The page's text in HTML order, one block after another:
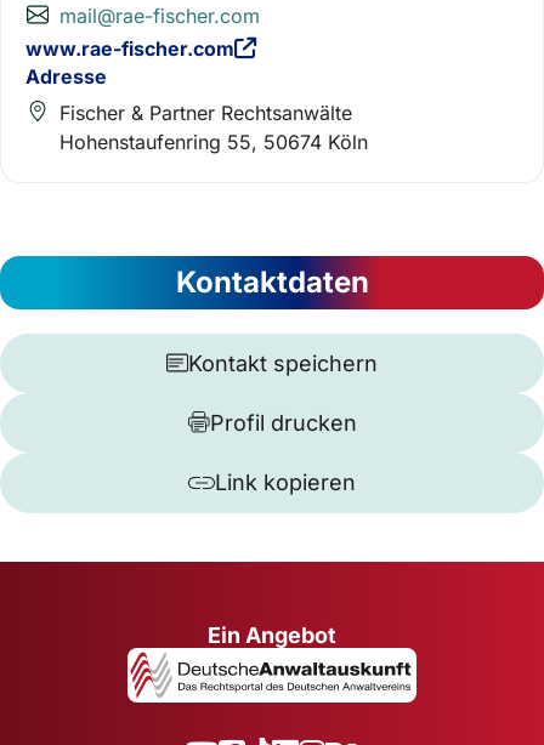
mail@rae-fischer.com
www.rae-fischer.com
Adresse
Fischer & Partner Rechtsanwälte
Hohenstaufenring 55, 50674 Köln
Kontaktdaten
Kontakt speichern
Profil drucken
Link kopieren
Ein Angebot